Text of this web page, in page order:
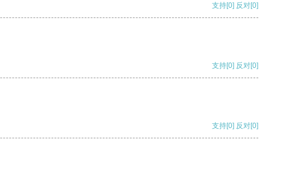
支持[0] 反对[0]
支持[0] 反对[0]
支持[0] 反对[0]